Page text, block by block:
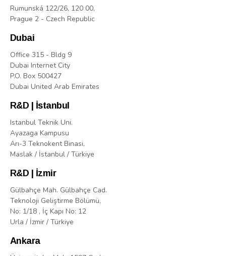
Rumunská 122/26, 120 00,
Prague 2 - Czech Republic
Dubai
Office 315 - Bldg 9
Dubai Internet City
P.O. Box 500427
Dubai United Arab Emirates
R&D | İstanbul
Istanbul Teknik Uni.
Ayazaga Kampusu
Arı-3 Teknokent Binasi,
Maslak / İstanbul / Türkiye
R&D | İzmir
Gülbahçe Mah. Gülbahçe Cad.
Teknoloji Geliştirme Bölümü,
No: 1/18 , İç Kapı No: 12
Urla / İzmir / Türkiye
Ankara